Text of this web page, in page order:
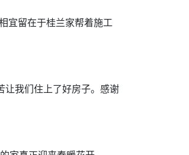
宜留在于桂兰家帮着施工
让我们住上了好房子。感谢